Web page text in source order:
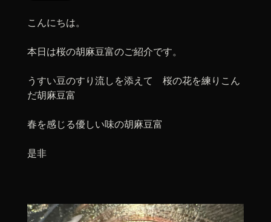
こんにちは。
本日は桜の胡麻豆富のご紹介です。
うすい豆のすり流しを添えて 桜の花を練りこん
だ胡麻豆富
春を感じる優しい味の胡麻豆富
是非